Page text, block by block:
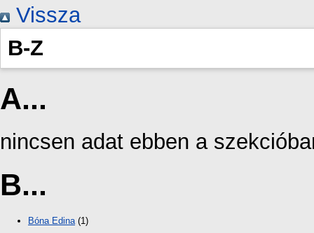
Vissza
B-Z
A...
nincsen adat ebben a
B...
Bóna Edina(1)